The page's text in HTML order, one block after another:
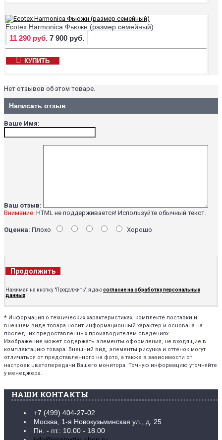
Ecotex Harmonica Фьюжн (размер семейный)
11 290 руб. 7 900 руб.
КУПИТЬ
Нет отзывов об этом товаре.
Написать отзыв
Ваше Имя:
Ваш отзыв:
Внимание: HTML не поддерживается! Используйте обычный текст.
Оценка: Плохо Хорошо
Продолжить
Нажимая на кнопку "Продолжить", я даюсогласие на обработку персональных
данных
* Информация о технических характеристиках, комплекте поставки и
внешнем виде товара носит информационный характер и основана на
последних предоставленных производителем сведениях.
Изображение может содержать элементы оформления, не входящие в
комплектацию товара. Внешний вид, элементы рисунка и оттенок могут
отличаться от представленного на фото, а также в зависимости от
настроек цветопередачи Вашего монитора. Точную информацию уточняйте
у менеджера.
НАШИ КОНТАКТЫ
+7 (499) 404-27-02
Москва, 1-я Новокузьминская ул., д. 25
Пн. - пт.: 10.00 - 18.00